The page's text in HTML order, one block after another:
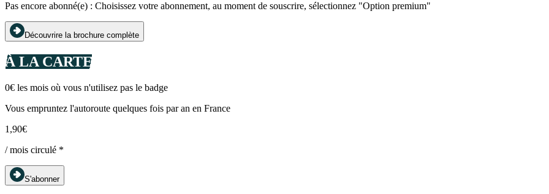
Pas encore abonné(e) : Choisissez votre abonnement, au moment de souscrire, sélectionnez "Option premium"
Découvrire la brochure complète
À LA CARTE
0€ les mois où vous n'utilisez pas le badge
Vous empruntez l'autoroute quelques fois par an en France
1,90€
/ mois circulé *
S'abonner